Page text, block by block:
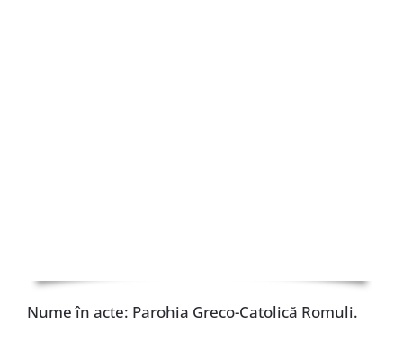
Nume în acte: Parohia Greco-Catolică Romuli.